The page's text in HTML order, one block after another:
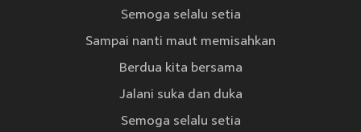
Semoga selalu setia
Sampai nanti maut memisahkan
Berdua kita bersama
Jalani suka dan duka
Semoga selalu setia